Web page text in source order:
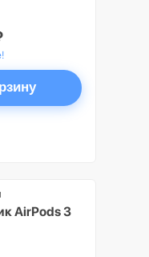
AirPods 3